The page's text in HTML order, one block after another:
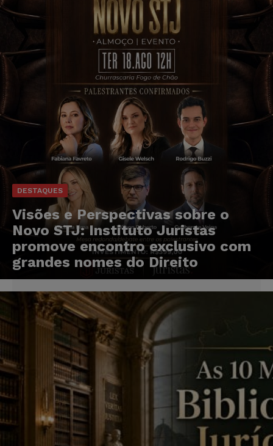
DESTAQUES
Visões e Perspectivas sobre o
Novo STJ: Instituto Juristas
promove encontro exclusivo com
grandes nomes do Direito